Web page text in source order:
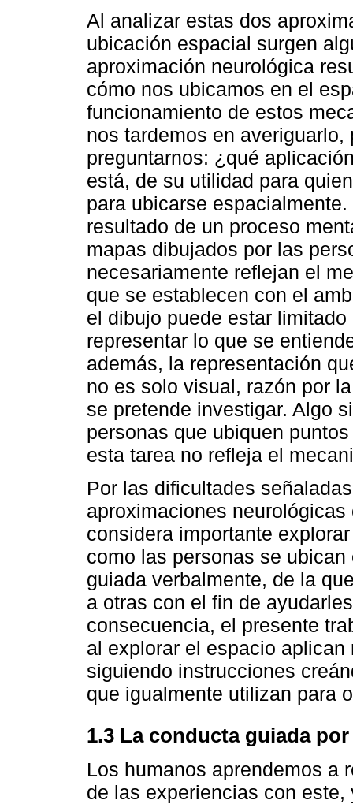
Al analizar estas dos
ubicación espacial surgen
aproximación neurológica
cómo nos ubicamos en el
funcionamiento de estos
nos tardemos en
preguntarnos: ¿qué
está, de su utilidad para
para ubicarse
resultado de un proceso
mapas dibujados por las
necesariamente reflejan el
que se establecen con el
el dibujo puede estar
representar lo que se
además, la representación
no es solo visual, razón por
se pretende investigar. Algo
personas que ubiquen
esta tarea no refleja el
Por las dificultades
aproximaciones
considera importante
como las personas se
guiada verbalmente, de la
a otras con el fin de
consecuencia, el presente
al explorar el espacio
siguiendo instrucciones
que igualmente utilizan para
1.3 La conducta guiada
Los humanos aprendemos a
de las experiencias con